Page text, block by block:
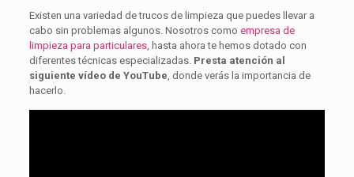
Existen una variedad de trucos de limpieza que puedes llevar a
cabo sin problemas algunos. Nosotros como empresa de
limpieza para particulares, hasta ahora te hemos dotado con
diferentes técnicas especializadas. Presta atención al
siguiente vídeo de YouTube , donde verás la importancia de
hacerlo.